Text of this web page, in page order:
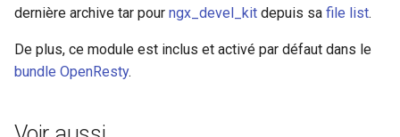
dernière archive tar pour ngx_devel_kit depuis sa file list.
De plus, ce module est inclus et activé par défaut dans le
bundle OpenResty.